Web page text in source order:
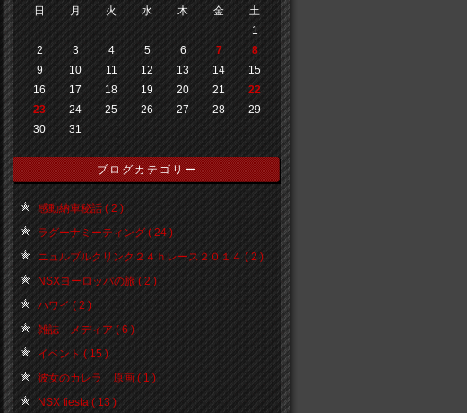
日 月 火 水 木 金
土
1
2
3 4 5 6 7
8
9
10 11 12 13 14
15
16
17 18 19 20 21
22
23
24 25 26 27 28
29
30
31
ブログカテゴリー
感動納車秘話 ( 2 )
ラグーナミーティング ( 24 )
ニュルブルクリンク２４ｈレース２０１４ ( 2 )
NSXヨーロッパの旅 ( 2 )
ハワイ ( 2 )
雑誌 メディア ( 6 )
イベント ( 15 )
彼女のカレラ 原画 ( 1 )
NSX fiesta ( 13 )